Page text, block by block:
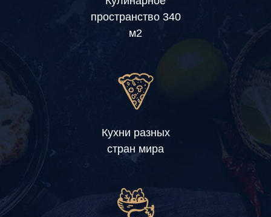
пространство 340
м2
Кухни разных
стран мира